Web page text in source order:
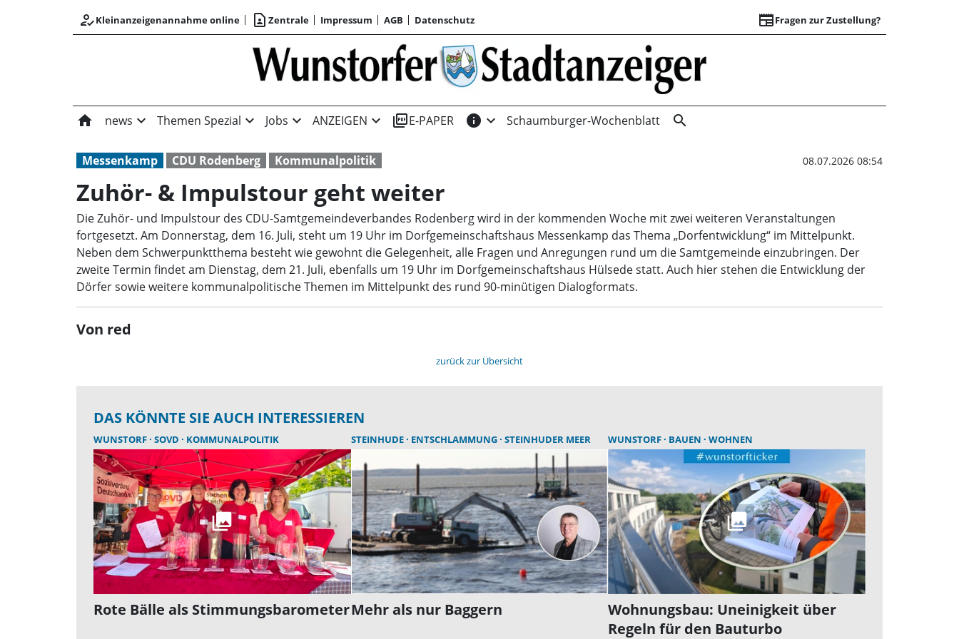
how_to_regKleinanzeigenannahme online contact_page Zentrale Impressum AGB Datenschutz newspaperFragen zur Zustellung?
Zuhör- &
home news expand_more Themen Spezial expand_more Jobs expand_more ANZEIGEN expand_more picture_as_pdfE-PAPER info expand_more Schaumburger-Wochenblatt search
Messenkamp CDU Rodenberg Kommunalpolitik 08.07.2026 08:54
Zuhör- & Impulstour geht weiter
Die Zuhör- und Impulstour des CDU-Samtgemeindeverbandes Rodenberg wird in der kommenden Woche mit zwei weiteren Veranstaltungen
fortgesetzt. Am Donnerstag, dem 16. Juli, steht um 19 Uhr im Dorfgemeinschaftshaus Messenkamp das Thema „Dorfentwicklung“ im Mittelpunkt.
Neben dem Schwerpunktthema besteht wie gewohnt die Gelegenheit, alle Fragen und Anregungen rund um die Samtgemeinde einzubringen. Der
zweite Termin findet am Dienstag, dem 21. Juli, ebenfalls um 19 Uhr im Dorfgemeinschaftshaus Hülsede statt. Auch hier stehen die Entwicklung der
Dörfer sowie weitere kommunalpolitische Themen im Mittelpunkt des rund 90-minütigen Dialogformats.
Von red
zurück zur Übersicht
DAS KÖNNTE SIE AUCH INTERESSIEREN
WUNSTORF SOVD KOMMUNALPOLITIK
Rote Bälle als Stimmungsbarometer
STEINHUDE ENTSCHLAMMUNG STEINHUDER MEER
Mehr als nur Baggern
WUNSTORF BAUEN WOHNEN
Wohnungsbau: Uneinigkeit über
Regeln für den Bauturbo